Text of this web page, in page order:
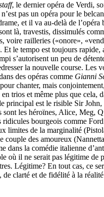
, le dernier opéra de Verdi,
pas un opéra pour le
et il va au-delà de l’opéra
là, travestis, dissimulés
voire railleries («onore»,
Et le tempo est toujours rapide,
s’autorisent un peu de
la nouvelle course. Les
des opéras comme Gianni
chanter, mais
trios et même plus que cela,
principal est le risible Sir John,
sont les héroïnes, Alice, Meg,
ridicules bourgeois comme
limites de la marginalité
couple des amoureux
dans la comédie italienne
où il ne serait pas légitime de
Légitime? En tout cas, ce
de clarté et de fidélité à la